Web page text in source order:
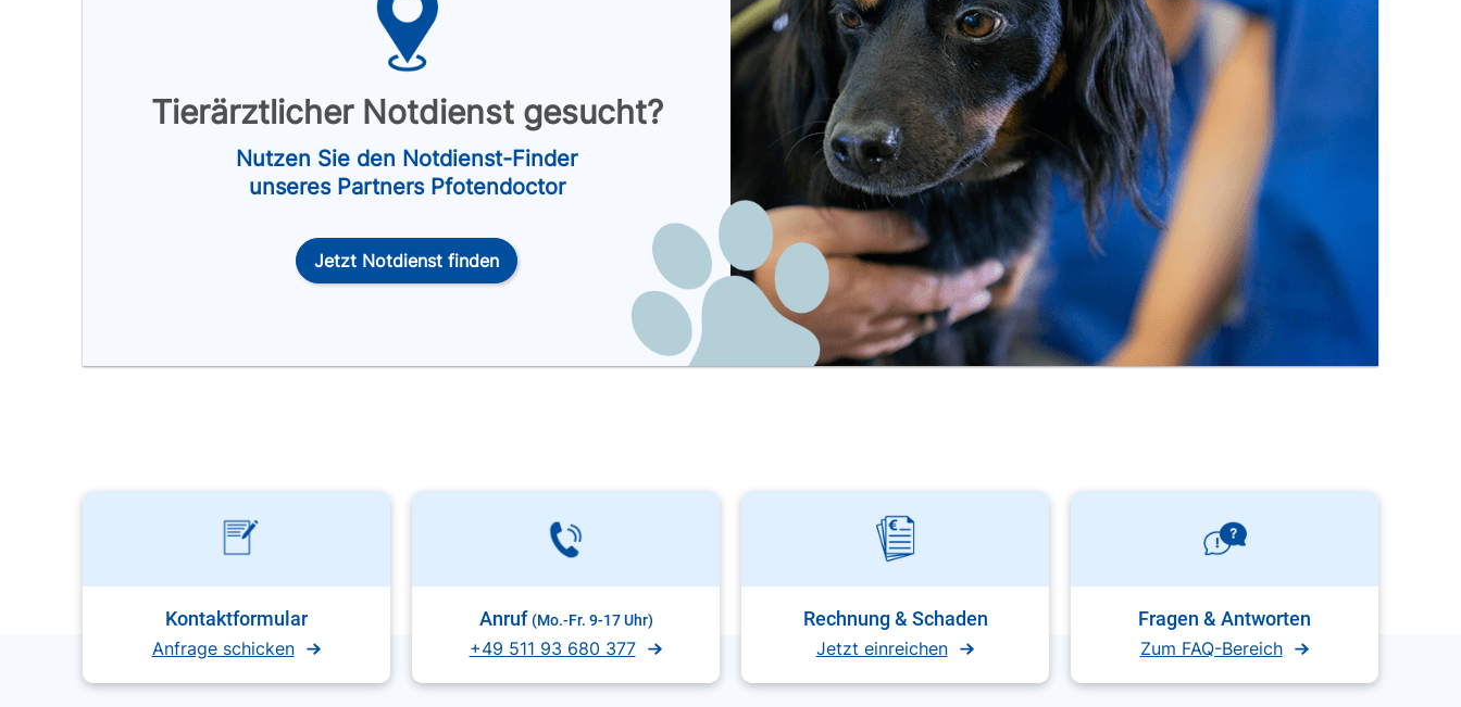
Tierärztlicher Notdienst gesucht?
Nutzen Sie den Notdienst-Finder
unseres Partners Pfotendoctor
Jetzt Notdienst finden
Kontaktformular
Anfrage schicken
Anruf (Mo.-Fr. 9-17 Uhr)
+49 511 93 680 377
Rechnung & Schaden
Jetzt einreichen
Fragen & Antworten
Zum FAQ-Bereich